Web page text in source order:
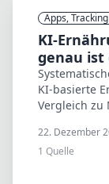
Apps,
KI-
genau ist
KI-basierte
Vergleich zu
schwieriger
22. Dezember
1 Quelle